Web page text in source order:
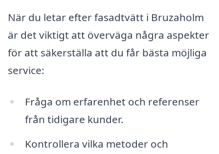
När du letar efter fasadtvätt i Bruzaholm
är det viktigt att överväga några aspekter
för att säkerställa att du får bästa möjliga
service:
Fråga om erfarenhet och referenser
från tidigare kunder.
Kontrollera vilka metoder och